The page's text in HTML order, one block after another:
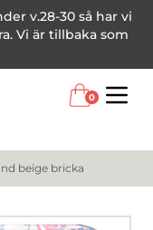
v.28-30 så har vi
Vi är tillbaka som
0
beige bricka